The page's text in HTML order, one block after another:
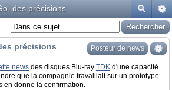
des précisions
Posteur de news
précisions
news des disques Blu-ray TDK d'une capacité
que la compagnie travaillait sur un prototype
en donne la confirmation.